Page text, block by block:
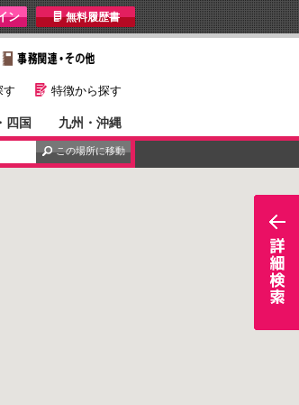
I 無料履歴書
す G 特徴から探す
四国 九州・沖縄